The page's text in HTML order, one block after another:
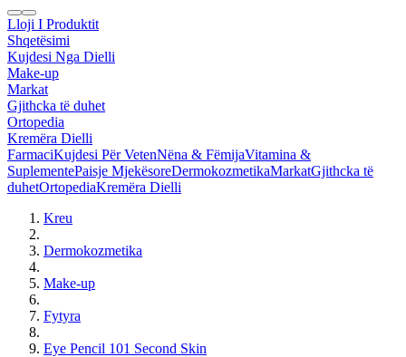
Lloji I Produktit
Shqetësimi
Kujdesi Nga Dielli
Make-up
Markat
Gjithcka të duhet
Ortopedia
Kremëra Dielli
FarmaciKujdesi Për VetenNëna & FëmijaVitamina &
SuplementePaisje MjekësoreDermokozmetikaMarkatGjithcka të
duhetOrtopediaKremëra Dielli
Kreu
Dermokozmetika
Make-up
Fytyra
Eye Pencil 101 Second Skin